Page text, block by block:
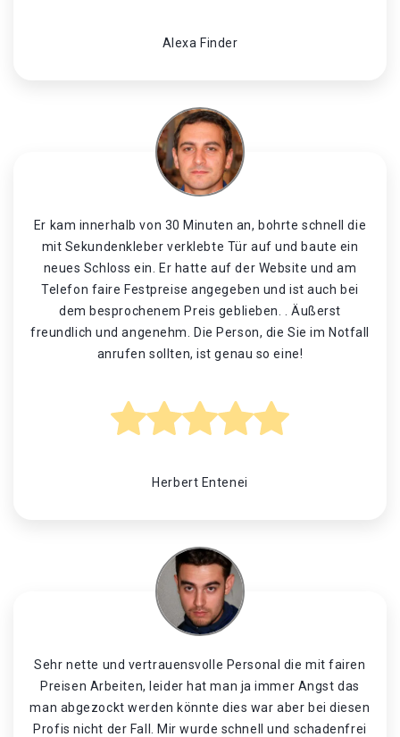
Alexa Finder
Er kam innerhalb von 30 Minuten an, bohrte schnell die
mit Sekundenkleber verklebte Tür auf und baute ein
neues Schloss ein. Er hatte auf der Website und am
Telefon faire Festpreise angegeben und ist auch bei
dem besprochenem Preis geblieben. . Äußerst
freundlich und angenehm. Die Person, die Sie im Notfall
anrufen sollten, ist genau so eine!
Herbert Entenei
Sehr nette und vertrauensvolle Personal die mit fairen
Preisen Arbeiten, leider hat man ja immer Angst das
man abgezockt werden könnte dies war aber bei diesen
Profis nicht der Fall. Mir wurde schnell und schadenfrei